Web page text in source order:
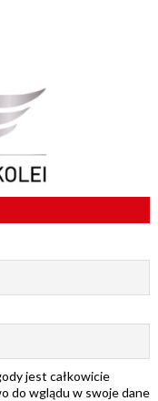
jest całkowicie
do wglądu w swoje dane